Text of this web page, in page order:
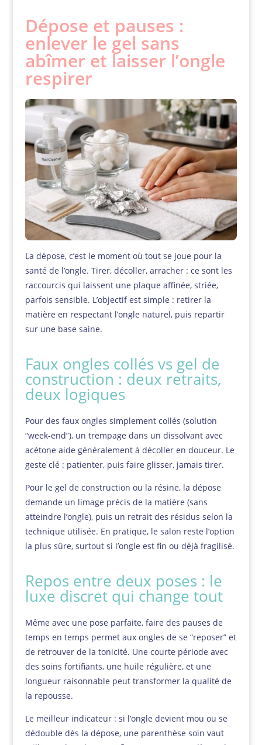
Dépose et pauses :
enlever le gel sans
abîmer et laisser l’ongle
respirer
La dépose, c’est le moment où tout se joue pour la
santé de l’ongle. Tirer, décoller, arracher : ce sont les
raccourcis qui laissent une plaque affinée, striée,
parfois sensible. L’objectif est simple : retirer la
matière en respectant l’ongle naturel, puis repartir
sur une base saine.
Faux ongles collés vs gel de
construction : deux retraits,
deux logiques
Pour des faux ongles simplement collés (solution
“week-end”), un trempage dans un dissolvant avec
acétone aide généralement à décoller en douceur. Le
geste clé : patienter, puis faire glisser, jamais tirer.
Pour le gel de construction ou la résine, la dépose
demande un limage précis de la matière (sans
atteindre l’ongle), puis un retrait des résidus selon la
technique utilisée. En pratique, le salon reste l’option
la plus sûre, surtout si l’ongle est fin ou déjà fragilisé.
Repos entre deux poses : le
luxe discret qui change tout
Même avec une pose parfaite, faire des pauses de
temps en temps permet aux ongles de se “reposer” et
de retrouver de la tonicité. Une courte période avec
des soins fortifiants, une huile régulière, et une
longueur raisonnable peut transformer la qualité de
la repousse.
Le meilleur indicateur : si l’ongle devient mou ou se
dédouble dès la dépose, une parenthèse soin vaut